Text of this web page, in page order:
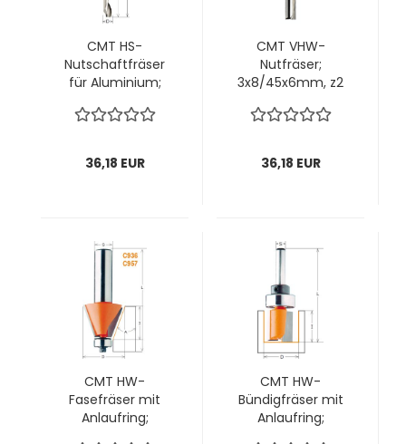
CMT HS-
Nutschaftfräser
für Aluminium;
rechts; 1 VPE = 1
36,18 EUR
CMT VHW-
Nutfräser;
3x8/45x6mm, z2
Stck
36,18 EUR
CMT HW-
Fasefräser mit
Anlaufring;
CMT HW-
Bündigfräser mit
Anlaufring;